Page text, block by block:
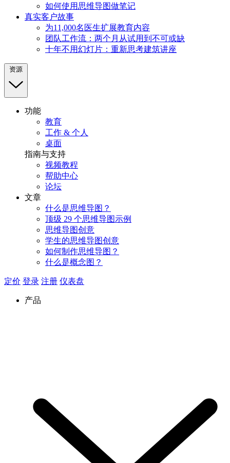
如何使用思维导图做笔记
真实客户故事
为11,000名医生扩展教育内容
团队工作流：两个月从试用到不可或缺
十年不用幻灯片：重新思考建筑讲座
资源
功能
教育
工作 & 个人
桌面
指南与支持
视频教程
帮助中心
论坛
文章
什么是思维导图？
顶级 29 个思维导图示例
思维导图创意
学生的思维导图创意
如何制作思维导图？
什么是概念图？
定价 登录 注册 仪表盘
产品